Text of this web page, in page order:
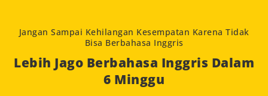
Jangan Sampai Kehilangan Kesempatan Karena Tidak
Bisa Berbahasa Inggris
Lebih Jago Berbahasa Inggris Dalam
6 Minggu